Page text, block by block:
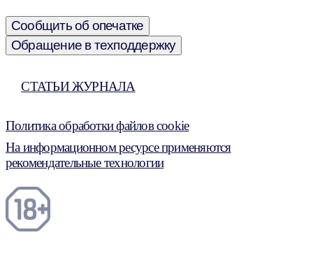
Сообщить об опечатке
Обращение в техподдержку
СТАТЬИ ЖУРНАЛА
Политика обработки файлов cookie
На информационном ресурсе применяются
рекомендательные технологии